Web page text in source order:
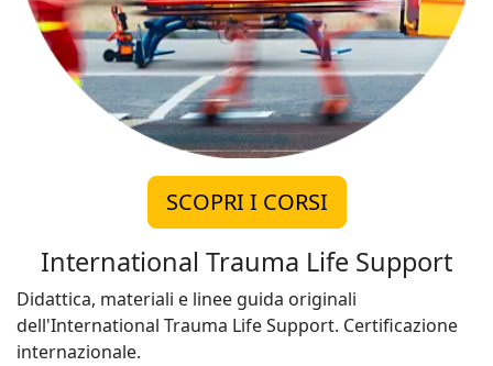
SCOPRI I CORSI
International Trauma Life Support
Didattica, materiali e linee guida originali
dell'International Trauma Life Support. Certificazione
internazionale.